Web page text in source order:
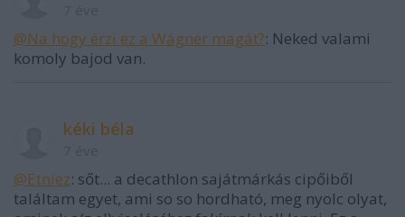
@Na hogy érzi ez a Wágner magát?: Neked valami
komoly bajod van.
kéki béla
@Etniez: sőt... a decathlon sajátmárkás cipőiből
találtam egyet, ami so so hordható, meg nyolc olyat,